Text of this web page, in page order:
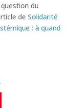
du
de Solidarité
: à quand